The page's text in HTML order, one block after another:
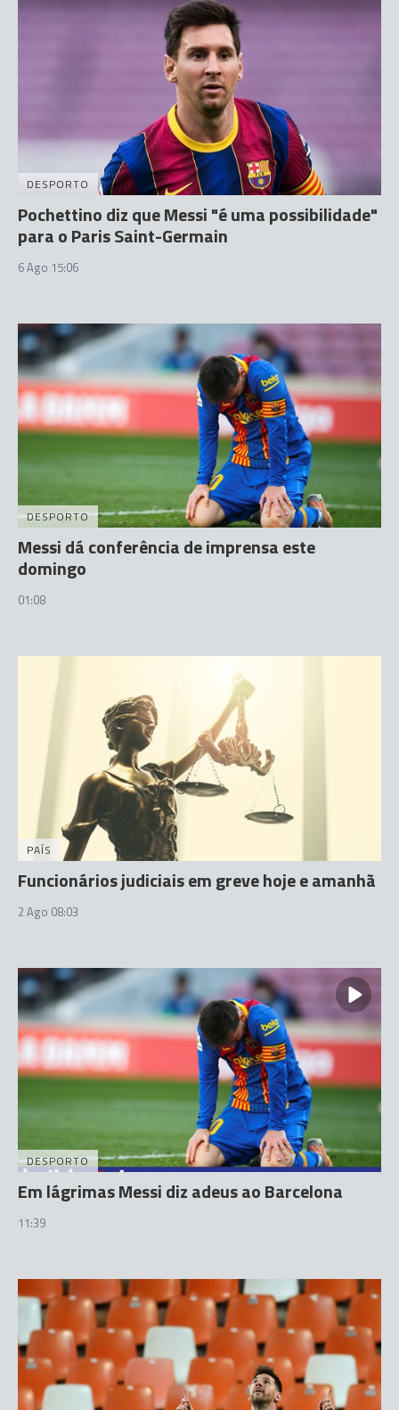
DESPORTO
Pochettino diz que Messi "é uma possibilidade"
para o Paris Saint-Germain
6 Ago 15:06
DESPORTO
Messi dá conferência de imprensa este
domingo
01:08
PAÍS
Funcionários judiciais em greve hoje e amanhã
2 Ago 08:03
DESPORTO
Em lágrimas Messi diz adeus ao Barcelona
11:39